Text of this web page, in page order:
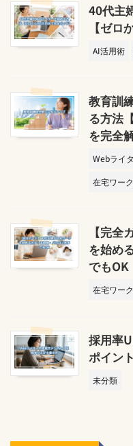
40代主
【ゼロ
AI活用術
教育訓
る方法
を完全
Webライ
在宅ワー
【完全
を始め
でもOK
在宅ワーク
採用率
ポイント
未分類